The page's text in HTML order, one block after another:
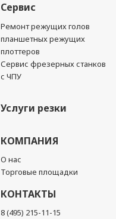
Сервис
Ремонт режущих голов
планшетных режущих
плоттеров
Сервис фрезерных станков
с ЧПУ
Услуги резки
КОМПАНИЯ
О нас
Торговые площадки
КОНТАКТЫ
8 (495) 215-11-15